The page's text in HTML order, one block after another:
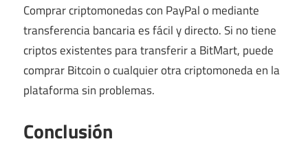
Comprar criptomonedas con PayPal o mediante
transferencia bancaria es fácil y directo. Si no tiene
criptos existentes para transferir a BitMart, puede
comprar Bitcoin o cualquier otra criptomoneda en la
plataforma sin problemas.
Conclusión